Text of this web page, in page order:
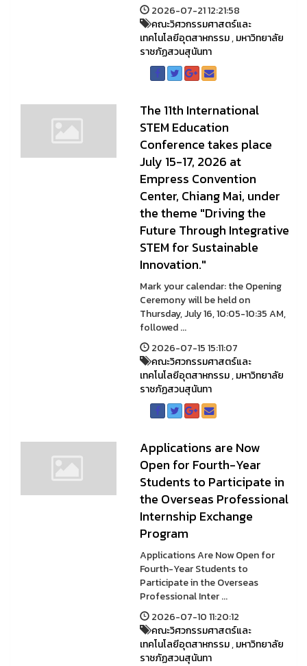
2026-07-21 12:21:58
คณะวิศวกรรมศาสตร์และ
เทคโนโลยีอุตสาหกรรม,มหาวิทยาลัย
ราชภัฏสวนสุนันทา
The 11th International
STEM Education
Conference takes place
July 15-17, 2026 at
Empress Convention
Center, Chiang Mai, under
the theme "Driving the
Future Through Integrative
STEM for Sustainable
Innovation."
Mark your calendar: the Opening
Ceremony will be held on
Thursday, July 16, 10:05-10:35 AM,
followed ...
2026-07-15 15:11:07
คณะวิศวกรรมศาสตร์และ
เทคโนโลยีอุตสาหกรรม,มหาวิทยาลัย
ราชภัฏสวนสุนันทา
Applications are Now
Open for Fourth-Year
Students to Participate in
the Overseas Professional
Internship Exchange
Program
Applications Are Now Open for
Fourth-Year Students to
Participate in the Overseas
Professional Inter ...
2026-07-10 11:20:12
คณะวิศวกรรมศาสตร์และ
เทคโนโลยีอุตสาหกรรม,มหาวิทยาลัย
ราชภัฏสวนสุนันทา